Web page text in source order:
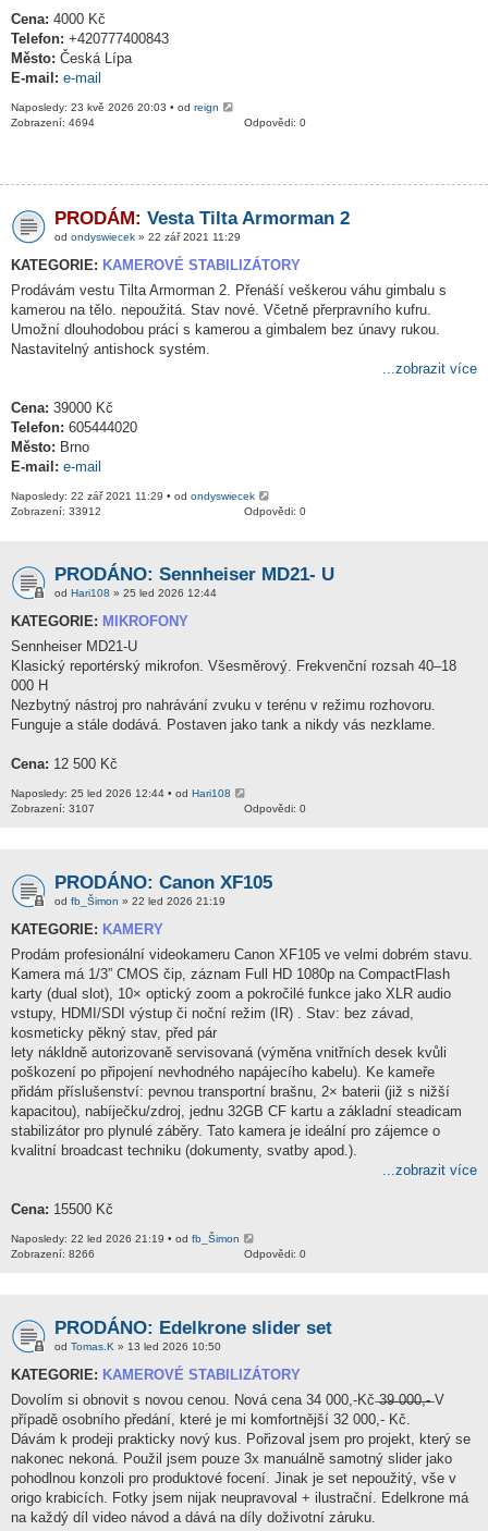
Cena: 4000 Kč
Telefon: +420777400843
Město: Česká Lípa
E-mail: e-mail
Naposledy: 23 kvě 2026 20:03 • od reign
Odpovědi: 0
Zobrazení: 4694
PRODÁM: Vesta Tilta Armorman 2
od ondyswiecek » 22 zář 2021 11:29
KATEGORIE: KAMEROVÉ STABILIZÁTORY
Prodávám vestu Tilta Armorman 2. Přenáší veškerou váhu gimbalu s
kamerou na tělo. nepoužitá. Stav nové. Včetně přerpravního kufru.
Umožní dlouhodobou práci s kamerou a gimbalem bez únavy rukou.
Nastavitelný antishock systém.
...zobrazit více
Cena: 39000 Kč
Telefon: 605444020
Město: Brno
E-mail: e-mail
Naposledy: 22 zář 2021 11:29 • od ondyswiecek
Odpovědi: 0
Zobrazení: 33912
PRODÁNO: Sennheiser MD21- U
od Hari108 » 25 led 2026 12:44
KATEGORIE: MIKROFONY
Sennheiser MD21-U
Klasický reportérský mikrofon. Všesměrový. Frekvenční rozsah 40–18
000 H
Nezbytný nástroj pro nahrávání zvuku v terénu v režimu rozhovoru.
Funguje a stále dodává. Postaven jako tank a nikdy vás nezklame.
Cena: 12 500 Kč
Naposledy: 25 led 2026 12:44 • od Hari108
Odpovědi: 0
Zobrazení: 3107
PRODÁNO: Canon XF105
od fb_Šimon » 22 led 2026 21:19
KATEGORIE: KAMERY
Prodám profesionální videokameru Canon XF105 ve velmi dobrém stavu.
Kamera má 1/3” CMOS čip, záznam Full HD 1080p na CompactFlash
karty (dual slot), 10× optický zoom a pokročilé funkce jako XLR audio
vstupy, HDMI/SDI výstup či noční režim (IR) . Stav: bez závad,
kosmeticky pěkný stav, před pár
lety nákldně autorizovaně servisovaná (výměna vnitřních desek kvůli
poškození po připojení nevhodného napájecího kabelu). Ke kameře
přidám příslušenství: pevnou transportní brašnu, 2× baterii (již s nižší
kapacitou), nabíječku/zdroj, jednu 32GB CF kartu a základní steadicam
stabilizátor pro plynulé záběry. Tato kamera je ideální pro zájemce o
kvalitní broadcast techniku (dokumenty, svatby apod.).
...zobrazit více
Cena: 15500 Kč
Naposledy: 22 led 2026 21:19 • od fb_Šimon
Odpovědi: 0
Zobrazení: 8266
PRODÁNO: Edelkrone slider set
od Tomas.K » 13 led 2026 10:50
KATEGORIE: KAMEROVÉ STABILIZÁTORY
Dovolím si obnovit s novou cenou. Nová cena 34 000,-Kč ̶3̶9̶ ̶0̶0̶0̶,̶-̶ V
případě osobního předání, které je mi komfortnější 32 000,- Kč.
Dávám k prodeji prakticky nový kus. Pořizoval jsem pro projekt, který se
nakonec nekoná. Použil jsem pouze 3x manuálně samotný slider jako
pohodlnou konzoli pro produktové focení. Jinak je set nepoužitý, vše v
origo krabicích. Fotky jsem nijak neupravoval + ilustrační. Edelkrone má
na každý díl video návod a dává na díly doživotní záruku.